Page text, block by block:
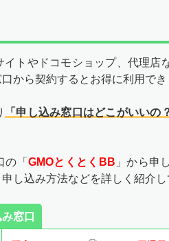
イトやドコモショップ、代理
から契約するとお得に利用でき
「 申し込み窓口はどこがいいの？
「 GMOとくとくBB 」から申
し込み方法などを詳しく紹介し
窓口